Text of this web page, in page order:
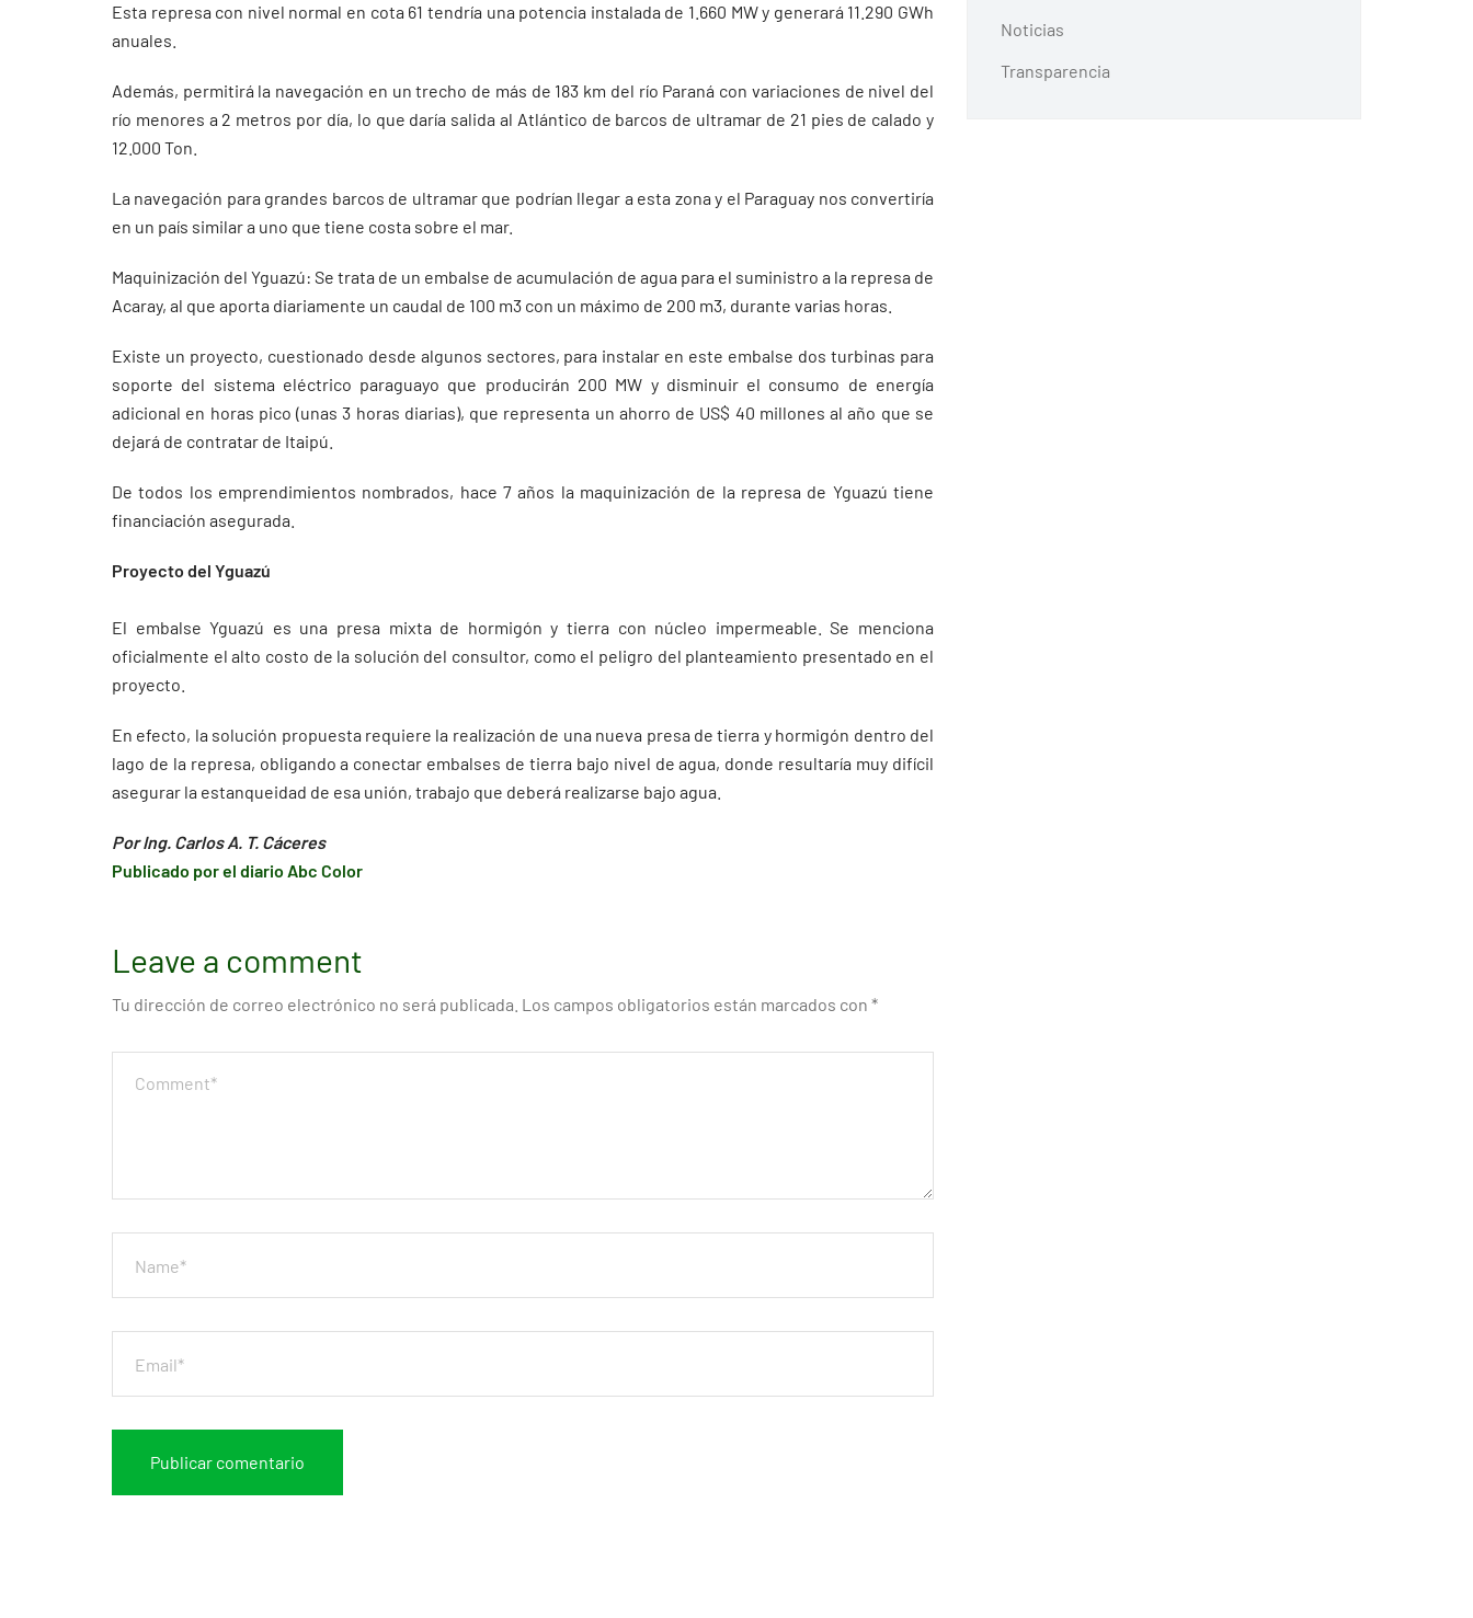
Esta represa con nivel normal en cota 61 tendría una potencia instalada de 1.660 MW y generará 11.290 GWh
anuales.
Además, permitirá la navegación en un trecho de más de 183 km del río Paraná con variaciones de nivel del
río menores a 2 metros por día, lo que daría salida al Atlántico de barcos de ultramar de 21 pies de calado y
12.000 Ton.
La navegación para grandes barcos de ultramar que podrían llegar a esta zona y el Paraguay nos convertiría
en un país similar a uno que tiene costa sobre el mar.
Maquinización del Yguazú: Se trata de un embalse de acumulación de agua para el suministro a la represa de
Acaray, al que aporta diariamente un caudal de 100 m3 con un máximo de 200 m3, durante varias horas.
Existe un proyecto, cuestionado desde algunos sectores, para instalar en este embalse dos turbinas para
soporte del sistema eléctrico paraguayo que producirán 200 MW y disminuir el consumo de energía
adicional en horas pico (unas 3 horas diarias), que representa un ahorro de US$ 40 millones al año que se
dejará de contratar de Itaipú.
De todos los emprendimientos nombrados, hace 7 años la maquinización de la represa de Yguazú tiene
financiación asegurada.
Proyecto del Yguazú
El embalse Yguazú es una presa mixta de hormigón y tierra con núcleo impermeable. Se menciona
oficialmente el alto costo de la solución del consultor, como el peligro del planteamiento presentado en el
proyecto.
En efecto, la solución propuesta requiere la realización de una nueva presa de tierra y hormigón dentro del
lago de la represa, obligando a conectar embalses de tierra bajo nivel de agua, donde resultaría muy difícil
asegurar la estanqueidad de esa unión, trabajo que deberá realizarse bajo agua.
Por Ing. Carlos A. T. Cáceres
Publicado por el diario Abc Color
Leave a comment
Tu dirección de correo electrónico no será publicada. Los campos obligatorios están marcados con *
Noticias
Transparencia